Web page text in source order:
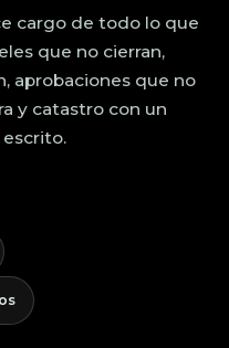
cargo de todo lo que
que no cierran,
aprobaciones que no
y catastro con un